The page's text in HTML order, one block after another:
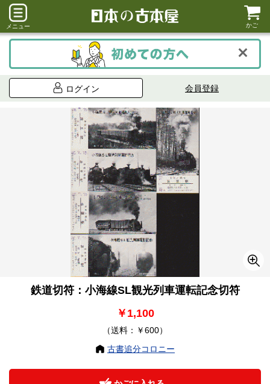
メニュー かご
ログイン 会員登録
鉄道切符：小海線SL観光列車運転記念切符
￥1,100
（送料：￥600）
古書追分コロニー